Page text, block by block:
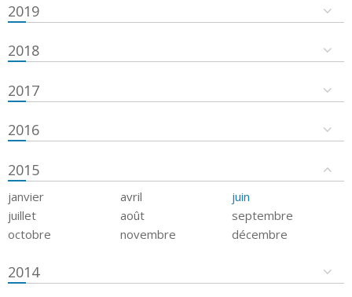
2019
2018
2017
2016
2015
janvier avril
juin
juillet
août
septembre
octobre
novembre décembre
2014